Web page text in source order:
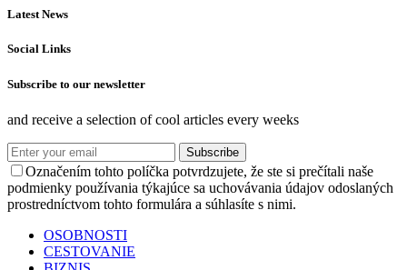
Latest News
Social Links
Subscribe to our newsletter
and receive a selection of cool articles every weeks
Subscribe
Označením tohto políčka potvrdzujete, že ste si prečítali naše
podmienky používania týkajúce sa uchovávania údajov odoslaných
prostredníctvom tohto formulára a súhlasíte s nimi.
OSOBNOSTI
CESTOVANIE